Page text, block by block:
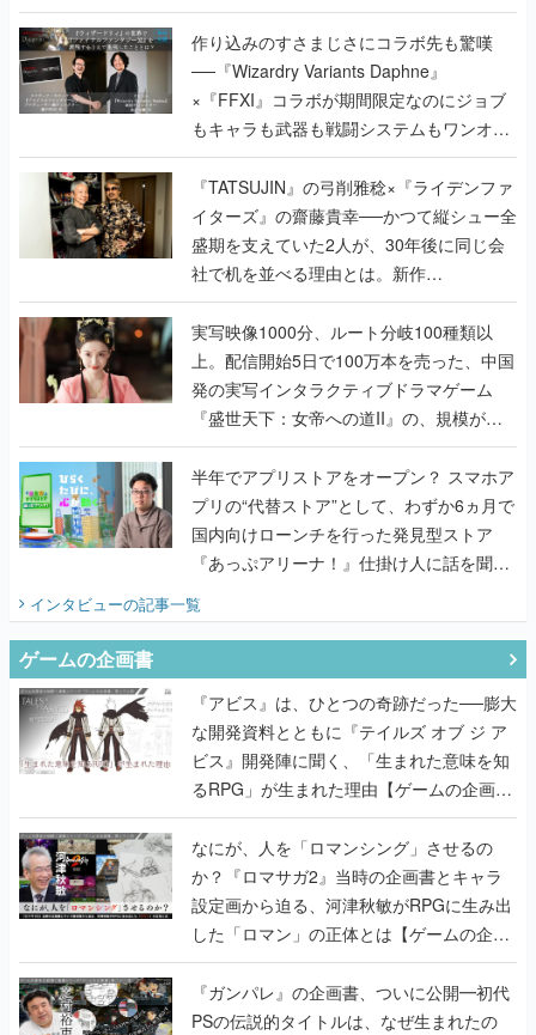
×『FFXI』コラボが期間限定なのにジョブ
もキャラも武器も戦闘システムもワンオフ
で作り込まれた理由を両ディレクターに聞
く
『TATSUJIN』の弓削雅稔×『ライデンファ
イターズ』の齋藤貴幸──かつて縦シュー全
盛期を支えていた2人が、30年後に同じ会
社で机を並べる理由とは。新作
『TATSUJIN EXTREME』で初タッグを組
んだレジェンド2人に訊く開発秘話
実写映像1000分、ルート分岐100種類以
上。配信開始5日で100万本を売った、中国
発の実写インタラクティブドラマゲーム
『盛世天下：女帝への道II』の、規模が違
うこだわりをプロデューサーに聞いた
半年でアプリストアをオープン？ スマホア
プリの“代替ストア”として、わずか6ヵ月で
国内向けローンチを行った発見型ストア
『あっぷアリーナ！』仕掛け人に話を聞い
てみた
インタビューの記事一覧
『アビス』は、ひとつの奇跡だった──膨大
な開発資料とともに『テイルズ オブ ジ ア
るRPG」が生まれた理由【ゲームの企画
書】
なにが、人を「ロマンシング」させるの
か？『ロマサガ2』当時の企画書とキャラ
設定画から迫る、河津秋敏がRPGに生み出
した「ロマン」の正体とは【ゲームの企画
書】
『ガンパレ』の企画書、ついに公開━初代
PSの伝説的タイトルは、なぜ生まれたの
か？そして『LOOP8』へ受け継がれたもの
【ゲームの企画書】